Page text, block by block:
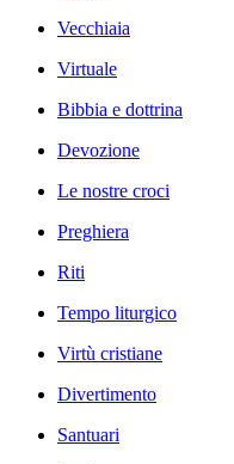
Vecchiaia
Virtuale
Bibbia e dottrina
Devozione
Le nostre croci
Preghiera
Riti
Tempo liturgico
Virtù cristiane
Divertimento
Santuari